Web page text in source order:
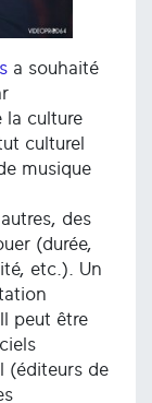
a souhaité
la culture
culturel
musique
des
(durée,
etc.). Un
peut être
(éditeurs de